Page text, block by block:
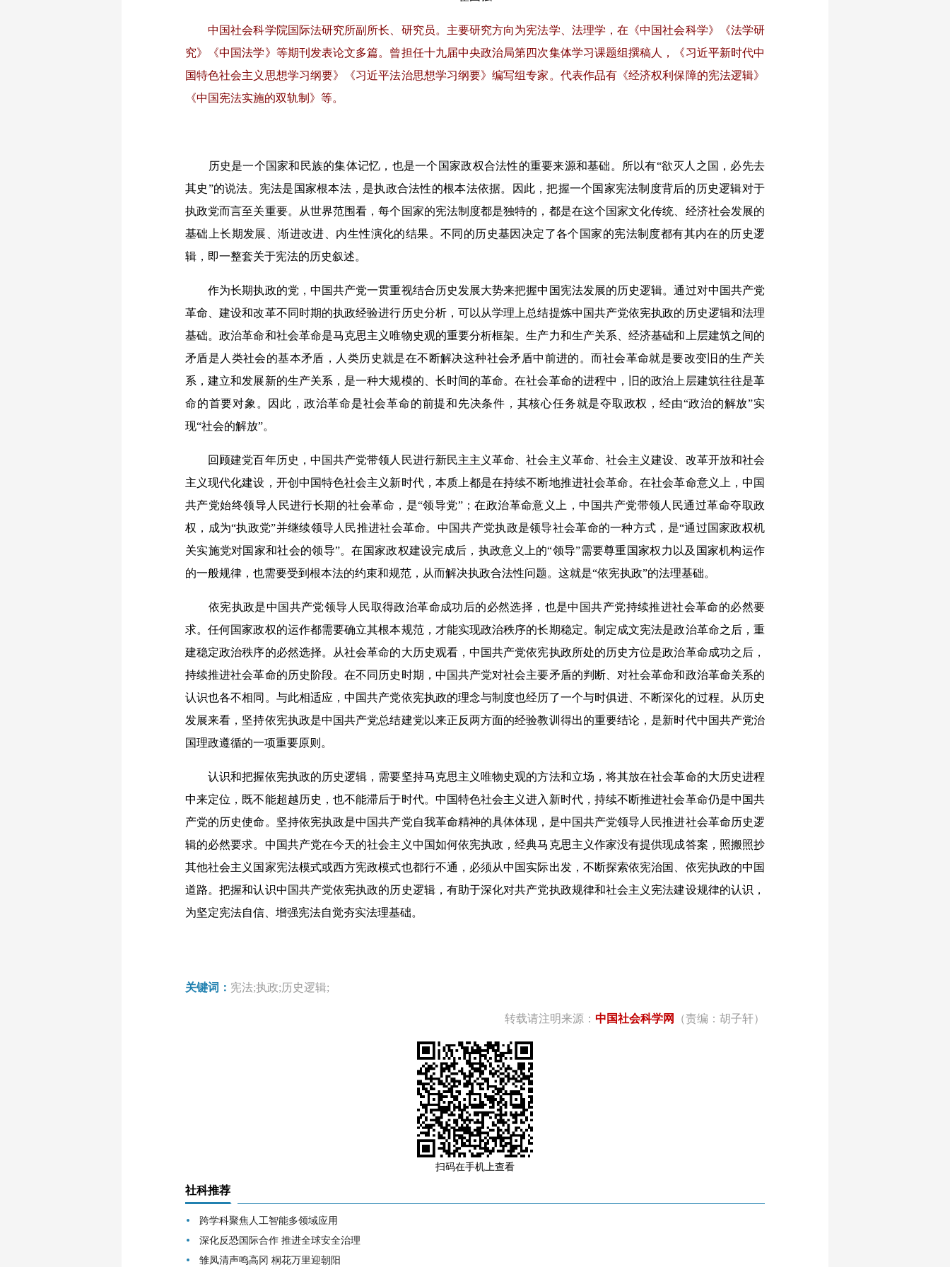
中国社会科学院国际法研究所副所长、研究员。主要研究方向为宪法学、法理学，在《中国社会科学》《法学研
究》《中国法学》等期刊发表论文多篇。曾担任十九届中央政治局第四次集体学习课题组撰稿人，《习近平新时代中
国特色社会主义思想学习纲要》《习近平法治思想学习纲要》编写组专家。代表作品有《经济权利保障的宪法逻辑》
《中国宪法实施的双轨制》等。
历史是一个国家和民族的集体记忆，也是一个国家政权合法性的重要来源和基础。所以有“欲灭人之国，必先去
其史”的说法。宪法是国家根本法，是执政合法性的根本法依据。因此，把握一个国家宪法制度背后的历史逻辑对于
执政党而言至关重要。从世界范围看，每个国家的宪法制度都是独特的，都是在这个国家文化传统、经济社会发展的
基础上长期发展、渐进改进、内生性演化的结果。不同的历史基因决定了各个国家的宪法制度都有其内在的历史逻
辑，即一整套关于宪法的历史叙述。
作为长期执政的党，中国共产党一贯重视结合历史发展大势来把握中国宪法发展的历史逻辑。通过对中国共产党
革命、建设和改革不同时期的执政经验进行历史分析，可以从学理上总结提炼中国共产党依宪执政的历史逻辑和法理
基础。政治革命和社会革命是马克思主义唯物史观的重要分析框架。生产力和生产关系、经济基础和上层建筑之间的
矛盾是人类社会的基本矛盾，人类历史就是在不断解决这种社会矛盾中前进的。而社会革命就是要改变旧的生产关
系，建立和发展新的生产关系，是一种大规模的、长时间的革命。在社会革命的进程中，旧的政治上层建筑往往是革
命的首要对象。因此，政治革命是社会革命的前提和先决条件，其核心任务就是夺取政权，经由“政治的解放”实
现“社会的解放”。
回顾建党百年历史，中国共产党带领人民进行新民主主义革命、社会主义革命、社会主义建设、改革开放和社会
主义现代化建设，开创中国特色社会主义新时代，本质上都是在持续不断地推进社会革命。在社会革命意义上，中国
共产党始终领导人民进行长期的社会革命，是“领导党”；在政治革命意义上，中国共产党带领人民通过革命夺取政
权，成为“执政党”并继续领导人民推进社会革命。中国共产党执政是领导社会革命的一种方式，是“通过国家政权机
关实施党对国家和社会的领导”。在国家政权建设完成后，执政意义上的“领导”需要尊重国家权力以及国家机构运作
的一般规律，也需要受到根本法的约束和规范，从而解决执政合法性问题。这就是“依宪执政”的法理基础。
依宪执政是中国共产党领导人民取得政治革命成功后的必然选择，也是中国共产党持续推进社会革命的必然要
求。任何国家政权的运作都需要确立其根本规范，才能实现政治秩序的长期稳定。制定成文宪法是政治革命之后，重
建稳定政治秩序的必然选择。从社会革命的大历史观看，中国共产党依宪执政所处的历史方位是政治革命成功之后，
持续推进社会革命的历史阶段。在不同历史时期，中国共产党对社会主要矛盾的判断、对社会革命和政治革命关系的
认识也各不相同。与此相适应，中国共产党依宪执政的理念与制度也经历了一个与时俱进、不断深化的过程。从历史
发展来看，坚持依宪执政是中国共产党总结建党以来正反两方面的经验教训得出的重要结论，是新时代中国共产党治
国理政遵循的一项重要原则。
认识和把握依宪执政的历史逻辑，需要坚持马克思主义唯物史观的方法和立场，将其放在社会革命的大历史进程
中来定位，既不能超越历史，也不能滞后于时代。中国特色社会主义进入新时代，持续不断推进社会革命仍是中国共
产党的历史使命。坚持依宪执政是中国共产党自我革命精神的具体体现，是中国共产党领导人民推进社会革命历史逻
辑的必然要求。中国共产党在今天的社会主义中国如何依宪执政，经典马克思主义作家没有提供现成答案，照搬照抄
其他社会主义国家宪法模式或西方宪政模式也都行不通，必须从中国实际出发，不断探索依宪治国、依宪执政的中国
道路。把握和认识中国共产党依宪执政的历史逻辑，有助于深化对共产党执政规律和社会主义宪法建设规律的认识，
为坚定宪法自信、增强宪法自觉夯实法理基础。
关键词： 宪法;执政;历史逻辑;
转载请注明来源： 中国社会科学网 （责编：胡子轩）
扫码在手机上查看
社科推荐
跨学科聚焦人工智能多领域应用
深化反恐国际合作 推进全球安全治理
雏凤清声鸣高冈 桐花万里迎朝阳